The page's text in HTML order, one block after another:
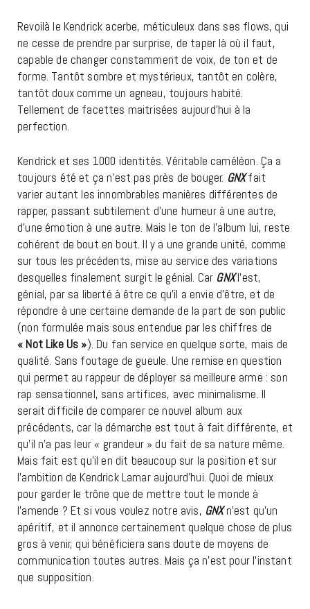
Revoilà le Kendrick acerbe, méticuleux dans ses flows, qui
ne cesse de prendre par surprise, de taper là où il faut,
capable de changer constamment de voix, de ton et de
forme. Tantôt sombre et mystérieux, tantôt en colère,
tantôt doux comme un agneau, toujours habité.
Tellement de facettes maitrisées aujourd’hui à la
perfection.
Kendrick et ses 1000 identités. Véritable caméléon. Ça a
toujours été et ça n’est pas près de bouger. GNXfait
varier autant les innombrables manières différentes de
rapper, passant subtilement d’une humeur à une autre,
d’une émotion à une autre. Mais le ton de l’album lui, reste
cohérent de bout en bout. Il y a une grande unité, comme
sur tous les précédents, mise au service des variations
desquelles finalement surgit le génial. Car GNX l’est,
génial, par sa liberté à être ce qu’il a envie d’être, et de
répondre à une certaine demande de la part de son public
(non formulée mais sous entendue par les chiffres de
« Not Like Us »). Du fan service en quelque sorte, mais de
qualité. Sans foutage de gueule. Une remise en question
qui permet au rappeur de déployer sa meilleure arme : son
rap sensationnel, sans artifices, avec minimalisme. Il
serait difficile de comparer ce nouvel album aux
précédents, car la démarche est tout à fait différente, et
qu’il n’a pas leur « grandeur » du fait de sa nature même.
Mais fait est qu’il en dit beaucoup sur la position et sur
l’ambition de Kendrick Lamar aujourd’hui. Quoi de mieux
pour garder le trône que de mettre tout le monde à
l’amende ? Et si vous voulez notre avis, GNXn’est qu’un
apéritif, et il annonce certainement quelque chose de plus
gros à venir, qui bénéficiera sans doute de moyens de
communication toutes autres. Mais ça n’est pour l’instant
que supposition.